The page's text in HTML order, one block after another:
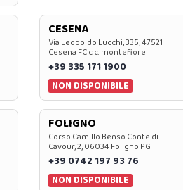
CESENA
Via Leopoldo Lucchi, 335, 47521
Cesena FC c.c. montefiore
+39 335 171 1900
NON DISPONIBILE
FOLIGNO
Corso Camillo Benso Conte di
Cavour, 2, 06034 Foligno PG
+39 0742 197 93 76
NON DISPONIBILE